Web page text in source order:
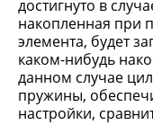
достигнуто в
накопленная при
элемента, будет
каком-нибудь
данном случае
пружины,
настройки,